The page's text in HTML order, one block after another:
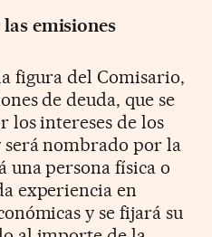
emisiones
figura del Comisario,
de deuda, que se
los intereses de los
será nombrado por la
una persona física o
experiencia en
y se fijará su